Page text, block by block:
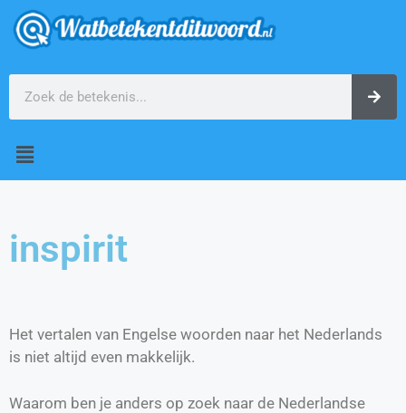
inspirit
Het vertalen van Engelse woorden naar het Nederlands
is niet altijd even makkelijk.
Waarom ben je anders op zoek naar de Nederlandse